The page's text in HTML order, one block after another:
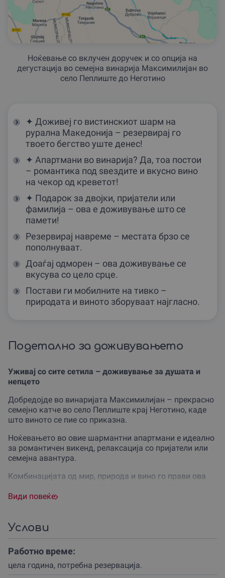
Ноќевање со вклучен доручек и со опција на
дегустација во семејна винарија Максимилијан во
село Пеплиште до Неготино
✦ Доживеј го вистинскиот шарм на
рурална Македонија – резервирај го
твоето бегство уште денес!
✦ Апартмани во винарија? Да, тоа постои
– романтика под ѕвездите и вкусно вино
на чекор од креветот!
✦ Подарок за двојки, пријатели или
фамилија – ова е доживување што се
памети!
Резервирај навреме – местата брзо се
пополнуваат.
Доаѓај одморен – ова доживување се
вкусува со цело срце.
Постави ги мобилните на тивко –
природата и виното зборуваат најгласно.
Подетално за доживувањето
Уживај со сите сетила – доживување за душата и
непцето
Добредојде во винаријата Максимилијан – прекрасно
семејно катче во село Пеплиште крај Неготино, каде
што виното се пие со приказна.
Ноќевањето во овие шармантни апартмани е идеално
за романтичен викенд, релаксација со пријатели или
семејна авантура.
Комбинацијата од мир, природа и вино го прави ова
како оригинален подарок со душа.
вкус – една трокреветна и две двокреветни соби со
Секоја резервација вклучува вкусен појадок со
локални специјалитети, а во лето – уште и уживање
покрај базенот (вклучено во цената)!
Види повеќе
Услови
Работно време:
цела година, потребна резервациjа.